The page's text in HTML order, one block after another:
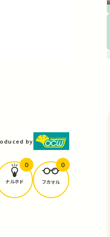
by
ナルホド
0
フカマル
0